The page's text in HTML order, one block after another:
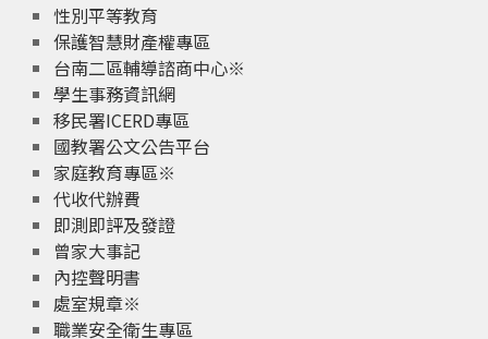
性別平等教育
保護智慧財產權專區
台南二區輔導諮商中心※
學生事務資訊網
移民署ICERD專區
國教署公文公告平台
家庭教育專區※
代收代辦費
即測即評及發證
曾家大事記
內控聲明書
處室規章※
職業安全衛生專區